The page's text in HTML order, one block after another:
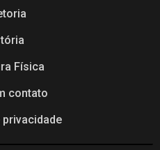
Física
contato